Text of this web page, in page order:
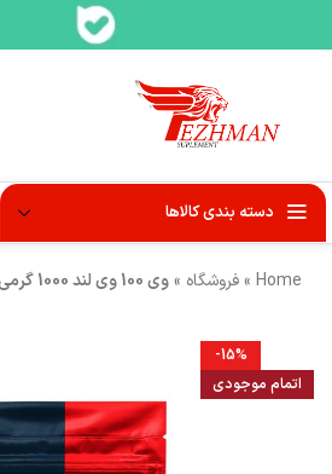
دسته بندی کالاها
Home
»فروشگاه »وی 100 وی لند 1000 گرمی
-15%
اتمام موجودی